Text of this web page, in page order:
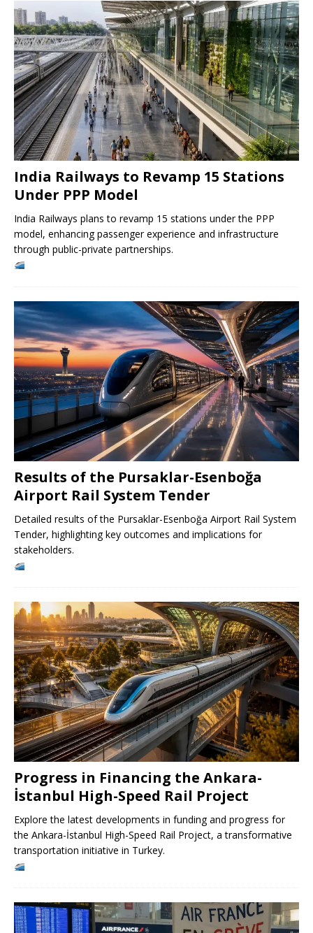
India Railways to Revamp 15 Stations
Under PPP Model
India Railways plans to revamp 15 stations under the PPP
model, enhancing passenger experience and infrastructure
through public-private partnerships.
Results of the Pursaklar-Esenboğa
Airport Rail System Tender
Detailed results of the Pursaklar-Esenboğa Airport Rail System
Tender, highlighting key outcomes and implications for
stakeholders.
Progress in Financing the Ankara-
İstanbul High-Speed ​​Rail Project
Explore the latest developments in funding and progress for
the Ankara-İstanbul High-Speed ​​Rail Project, a transformative
transportation initiative in Turkey.